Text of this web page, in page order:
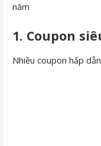
năm
1. Coupon
Nhiều coupon hấp